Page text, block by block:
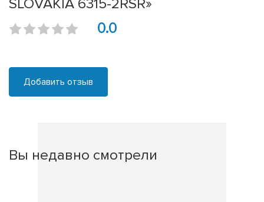
SLOVAKIA 6315-2RSR»
0.0
Добавить отзыв
Вы недавно смотрели